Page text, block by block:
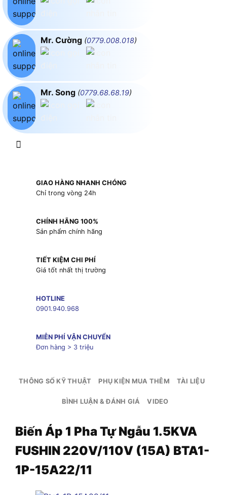
Mr. Cường (0779.008.018)
Mr. Song (0779.68.68.19)
GIAO HÀNG NHANH CHÓNG
Chỉ trong vòng 24h
CHÍNH HÃNG 100%
Sản phẩm chính hãng
TIẾT KIỆM CHI PHÍ
Giá tốt nhất thị trường
HOTLINE
0901.940.968
MIỄN PHÍ VẬN CHUYỂN
Đơn hàng > 3 triệu
THÔNG SỐ KỸ THUẬT PHỤ KIỆN MUA THÊM TÀI LIỆU
BÌNH LUẬN & ĐÁNH GIÁ VIDEO
Biến Áp 1 Pha Tự Ngẫu 1.5KVA
FUSHIN 220V/110V (15A) BTA1-
1P-15A22/11